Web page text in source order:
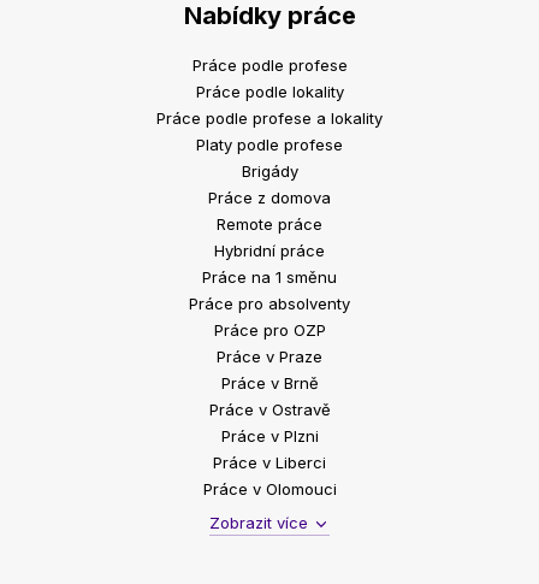
Nabídky práce
Práce podle profese
Práce podle lokality
Práce podle profese a lokality
Platy podle profese
Brigády
Práce z domova
Remote práce
Hybridní práce
Práce na 1 směnu
Práce pro absolventy
Práce pro OZP
Práce v Praze
Práce v Brně
Práce v Ostravě
Práce v Plzni
Práce v Liberci
Práce v Olomouci
Zobrazit více